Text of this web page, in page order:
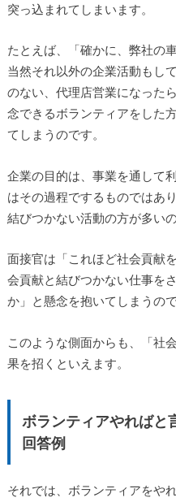
突っ込まれてしまいます。
たとえば、「確かに、弊社の
当然それ以外の企業活動もし
のない、代理店営業になった
念できるボランティアをした
てしまうのです。
企業の目的は、事業を通して
はその過程でするものではあ
結びつかない活動の方が多いの
面接官は「これほど社会貢献
会貢献と結びつかない仕事を
か」と懸念を抱いてしまうので
このような側面からも、「社
果を招くといえます。
ボランティアやればと
回答例
それでは、ボランティアをや